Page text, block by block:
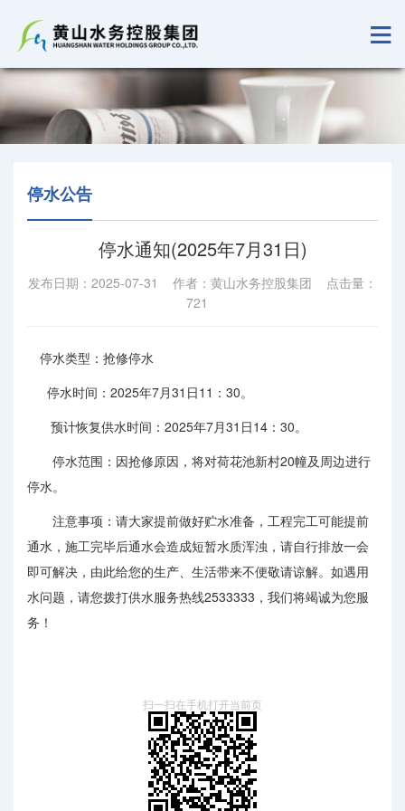
停水公告
停水通知(2025年7月31日)
发布日期：2025-07-31 作者：黄山水务控股集团 点击量：
721
停水类型：抢修停水
停水时间：2025年7月31日11：30。
预计恢复供水时间：2025年7月31日14：30。
停水范围：因抢修原因，将对荷花池新村20幢及周边进行
停水。
注意事项：请大家提前做好贮水准备，工程完工可能提前
通水，施工完毕后通水会造成短暂水质浑浊，请自行排放一会
即可解决，由此给您的生产、生活带来不便敬请谅解。如遇用
水问题，请您拨打供水服务热线2533333，我们将竭诚为您服
务！
扫一扫在手机打开当前页